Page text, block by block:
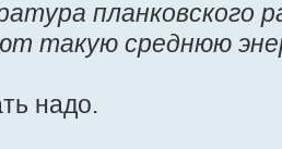
планковского
такую среднюю
надо.